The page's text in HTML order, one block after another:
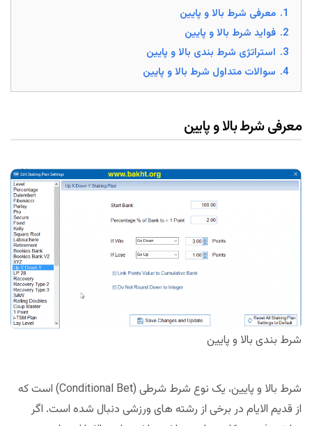
1. معرفی شرط بالا و پایین
2. فواید شرط بالا و پایین
3. استراتژی شرط بندی بالا و پایین
4. سوالات متداول شرط بالا و پایین
معرفی شرط بالا و پایین
شرط بندی بالا و پایین
شرط بالا و پایین، یک نوع شرط شرطی (Conditional Bet) است که
از قدیم الایام در برخی از رشته های ورزشی دنبال شده است. اگر